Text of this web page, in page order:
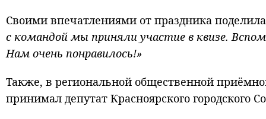
Своими впечатлениями от праздника
с командой мы приняли участие в квизе.
Нам очень понравилось!»
Также, в региональной общественной
принимал депутат Красноярского городского